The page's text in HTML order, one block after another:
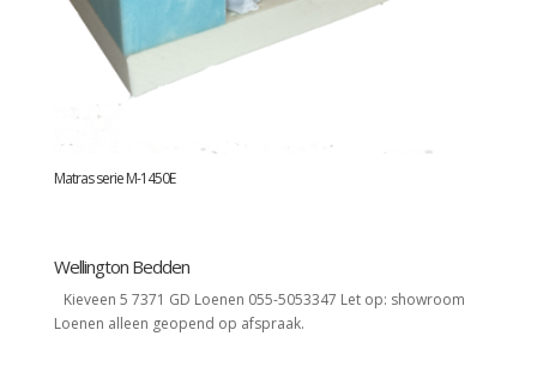
Matras serie M-1450E
Wellington Bedden
Kieveen 5 7371 GD Loenen 055-5053347 Let op: showroom
Loenen alleen geopend op afspraak.